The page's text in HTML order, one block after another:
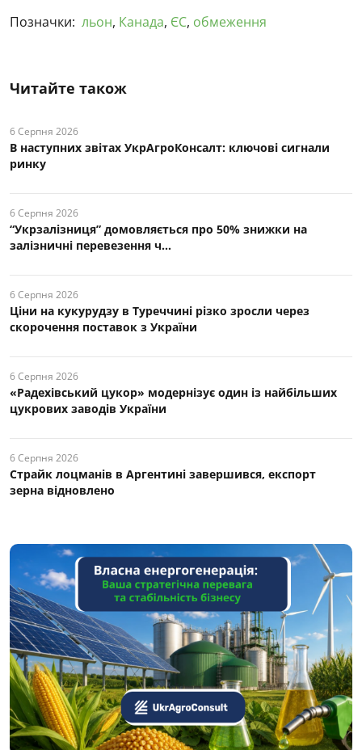
Позначки: льон, Канада, ЄС, обмеження
Читайте також
6 Серпня 2026
В наступних звітах УкрАгроКонсалт: ключові cигнали
ринку
6 Серпня 2026
“Укрзалізниця” домовляється про 50% знижки на
залізничні перевезення ч...
6 Серпня 2026
Ціни на кукурудзу в Туреччині різко зросли через
скорочення поставок з України
6 Серпня 2026
«Радехівський цукор» модернізує один із найбільших
цукрових заводів України
6 Серпня 2026
Страйк лоцманів в Аргентині завершився, експорт
зерна відновлено